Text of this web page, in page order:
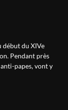
du XIVe
Pendant près
papes, vont y